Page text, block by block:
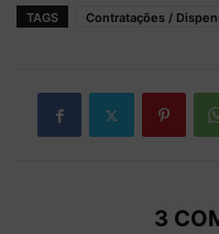
TAGS Contratações /
3